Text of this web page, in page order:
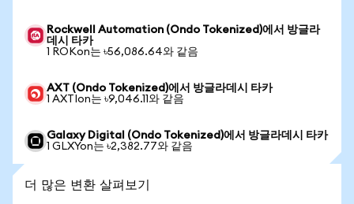
Rockwell Automation (Ondo Tokenized)에서 방글라
데시 타카
1 ROKon는 ৳56,086.64와 같음
AXT (Ondo Tokenized)에서 방글라데시 타카
1 AXTIon는 ৳9,046.11와 같음
Galaxy Digital (Ondo Tokenized)에서 방글라데시 타카
1 GLXYon는 ৳2,382.77와 같음
더 많은 변환 살펴보기